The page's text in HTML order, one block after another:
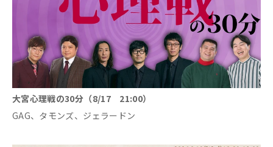
大宮心理戦の30分（8/17 21:00）
GAG、タモンズ、ジェラードン